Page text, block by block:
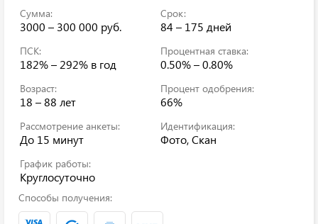
Сумма:
3000 – 300 000 руб.
Срок:
84 – 175 дней
ПСК:
182% – 292% в год
Процентная ставка:
0.50% – 0.80%
Возраст:
18 – 88 лет
Процент одобрения:
66%
Рассмотрение анкеты:
До 15 минут
Идентификация:
Фото, Скан
График работы:
Круглосуточно
Способы получения: